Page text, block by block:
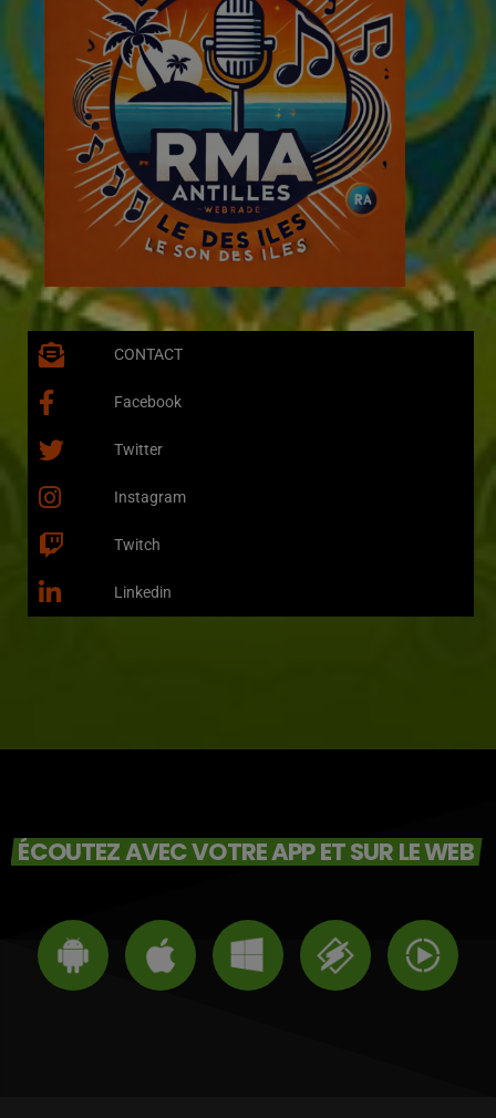
CONTACT
Facebook
Twitter
Instagram
Twitch
Linkedin
ÉCOUTEZ AVEC VOTRE APP ET SUR LE WEB